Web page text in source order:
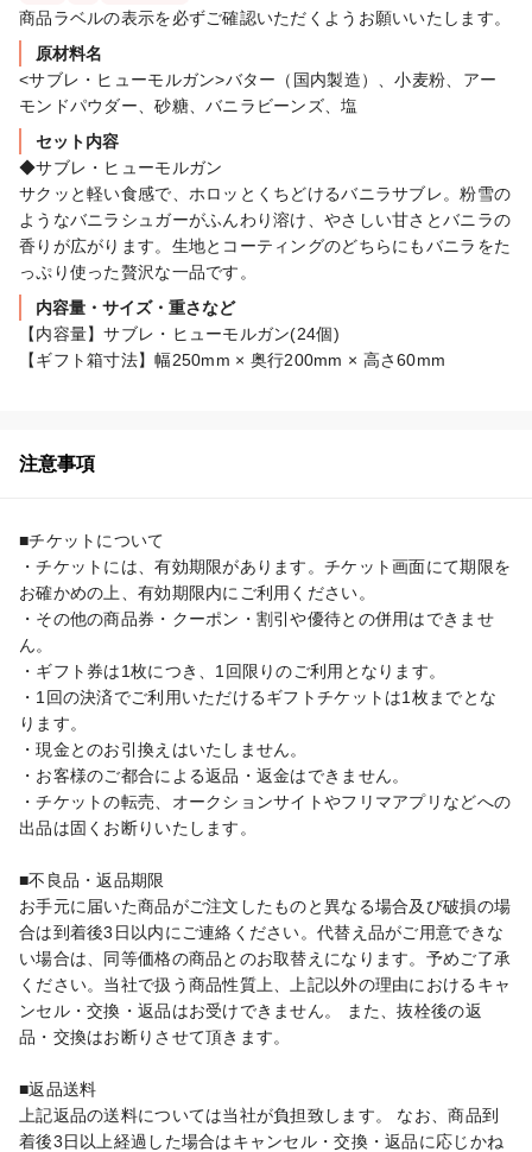
商品ラベルの表示を必ずご確認いただくようお願いいたします。
原材料名
<サブレ・ヒューモルガン>バター（国内製造）、小麦粉、アー
モンドパウダー、砂糖、バニラビーンズ、塩
セット内容
◆サブレ・ヒューモルガン
サクッと軽い食感で、ホロッとくちどけるバニラサブレ。粉雪の
ようなバニラシュガーがふんわり溶け、やさしい甘さとバニラの
香りが広がります。生地とコーティングのどちらにもバニラをた
っぷり使った贅沢な一品です。
内容量・サイズ・重さなど
【内容量】サブレ・ヒューモルガン(24個)
【ギフト箱寸法】幅250mm × 奥行200mm × 高さ60mm
注意事項
■チケットについて
・チケットには、有効期限があります。チケット画面にて期限を
お確かめの上、有効期限内にご利用ください。
・その他の商品券・クーポン・割引や優待との併用はできませ
ん。
・ギフト券は1枚につき、1回限りのご利用となります。
・1回の決済でご利用いただけるギフトチケットは1枚までとな
ります。
・現金とのお引換えはいたしません。
・お客様のご都合による返品・返金はできません。
・チケットの転売、オークションサイトやフリマアプリなどへの
出品は固くお断りいたします。
■不良品・返品期限
お手元に届いた商品がご注文したものと異なる場合及び破損の場
合は到着後3日以内にご連絡ください。代替え品がご用意できな
い場合は、同等価格の商品とのお取替えになります。予めご了承
ください。当社で扱う商品性質上、上記以外の理由におけるキャ
ンセル・交換・返品はお受けできません。 また、抜栓後の返
品・交換はお断りさせて頂きます。
■返品送料
上記返品の送料については当社が負担致します。 なお、商品到
着後3日以上経過した場合はキャンセル・交換・返品に応じかね